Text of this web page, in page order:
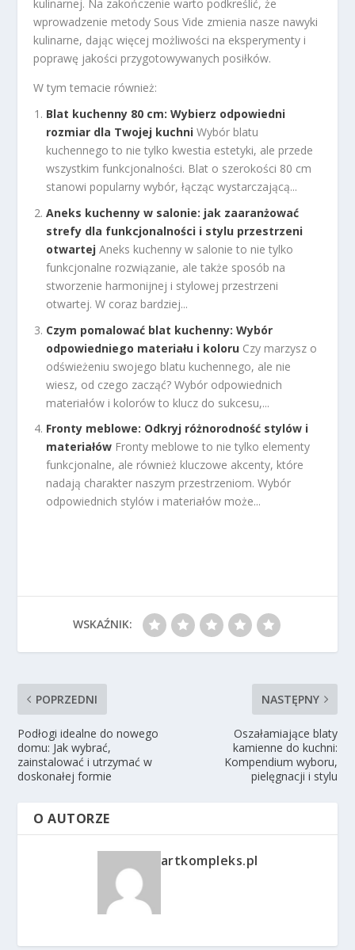
kulinarnej. Na zakończenie warto podkreślić, że
wprowadzenie metody Sous Vide zmienia nasze nawyki
kulinarne, dając więcej możliwości na eksperymenty i
poprawę jakości przygotowywanych posiłków.
W tym temacie również:
Blat kuchenny 80 cm: Wybierz odpowiedni
rozmiar dla Twojej kuchni Wybór blatu
kuchennego to nie tylko kwestia estetyki, ale przede
wszystkim funkcjonalności. Blat o szerokości 80 cm
stanowi popularny wybór, łącząc wystarczającą...
Aneks kuchenny w salonie: jak zaaranżować
strefy dla funkcjonalności i stylu przestrzeni
otwartej Aneks kuchenny w salonie to nie tylko
funkcjonalne rozwiązanie, ale także sposób na
stworzenie harmonijnej i stylowej przestrzeni
otwartej. W coraz bardziej...
Czym pomalować blat kuchenny: Wybór
odpowiedniego materiału i koloru Czy marzysz o
odświeżeniu swojego blatu kuchennego, ale nie
wiesz, od czego zacząć? Wybór odpowiednich
materiałów i kolorów to klucz do sukcesu,...
Fronty meblowe: Odkryj różnorodność stylów i
materiałów Fronty meblowe to nie tylko elementy
funkcjonalne, ale również kluczowe akcenty, które
nadają charakter naszym przestrzeniom. Wybór
odpowiednich stylów i materiałów może...
WSKAŹNIK:
POPRZEDNI
Podłogi idealne do nowego
domu: Jak wybrać,
zainstalować i utrzymać w
doskonałej formie
NASTĘPNY
Oszałamiające blaty
kamienne do kuchni:
Kompendium wyboru,
pielęgnacji i stylu
O AUTORZE
artkompleks.pl